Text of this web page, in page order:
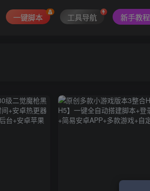
一键脚本 工具导航 新手教程